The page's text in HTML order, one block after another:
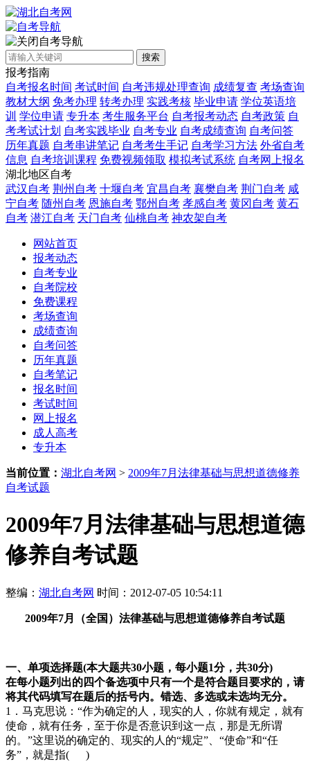
自考导航
搜索
报考指南
自考报名时间 考试时间 自考违规处理查询 成绩复查 考场查询
教材大纲 免考办理 转考办理 实践考核 毕业申请 学位英语培
训 学位申请 专升本 考生服务平台 自考报考动态 自考政策 自
考考试计划 自考实践毕业 自考专业 自考成绩查询 自考问答
历年真题 自考串讲笔记 自考考生手记 自考学习方法 外省自考
信息 自考培训课程 免费视频领取 模拟考试系统 自考网上报名
湖北地区自考
武汉自考 荆州自考 十堰自考 宜昌自考 襄樊自考 荆门自考 咸
宁自考 随州自考 恩施自考 鄂州自考 孝感自考 黄冈自考 黄石
自考 潜江自考 天门自考 仙桃自考 神农架自考
网站首页
报考动态
自考专业
自考院校
免费课程
考场查询
成绩查询
自考问答
历年真题
自考笔记
报名时间
考试时间
网上报名
成人高考
专升本
当前位置： 湖北自考网 > 2009年7月法律基础与思想道德修养
自考试题
2009年7月法律基础与思想道德
修养自考试题
整编： 湖北自考网 时间：2012-07-05 10:54:11
2009年7月（全国 ） 法律基础与思想道德修养自考试题
一、单项选择题(本大题共30小题，每小题1分，共30分)
在每小题列出的四个备选项中只有一个是符合题目要求的，请
将其代码填写在题后的括号内。错选、多选或未选均无分。
1．马克思说：“作为确定的人，现实的人，你就有规定，就有
使命，就有任务，至于你是否意识到这一点，那是无所谓
的。”这里说的确定的、现实的人的“规定”、“使命”和“任
务”，就是指( )